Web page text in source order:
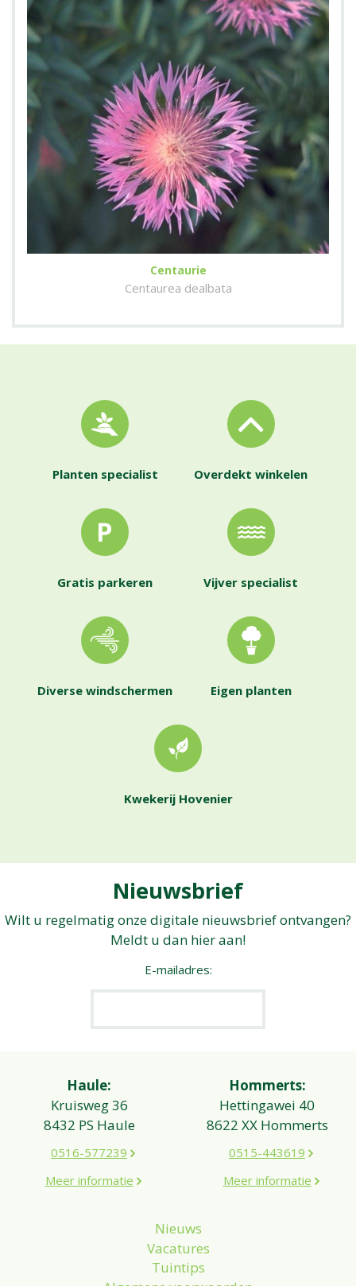
Centaurie
Centaurea dealbata
Planten specialist Overdekt winkelen
Gratis parkeren Vijver specialist
Diverse windschermen Eigen planten
Kwekerij Hovenier
Nieuwsbrief
Wilt u regelmatig onze digitale nieuwsbrief ontvangen?
Meldt u dan hier aan!
E-mailadres:
Haule:
Kruisweg 36
8432 PS Haule
0516-577239
Meer informatie
Hommerts:
Hettingawei 40
8622 XX Hommerts
0515-443619
Meer informatie
Nieuws
Vacatures
Tuintips